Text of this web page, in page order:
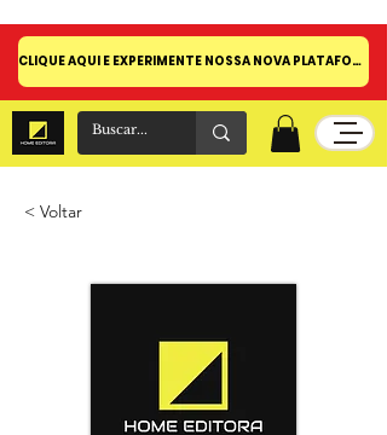
CLIQUE AQUI E EXPERIMENTE NOSSA NOVA PLATAFORMA!
< Voltar